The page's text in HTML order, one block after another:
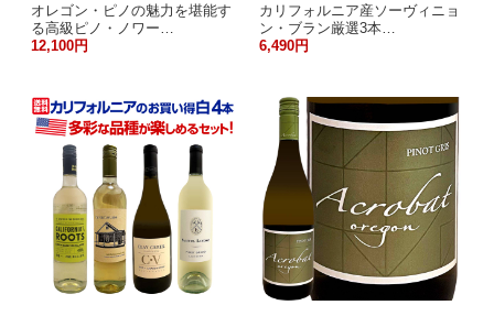
オレゴン・ピノの魅力を堪能す
る高級ピノ・ノワー…
12,100円
カリフォルニア産ソーヴィニョ
ン・ブラン厳選3本…
6,490円